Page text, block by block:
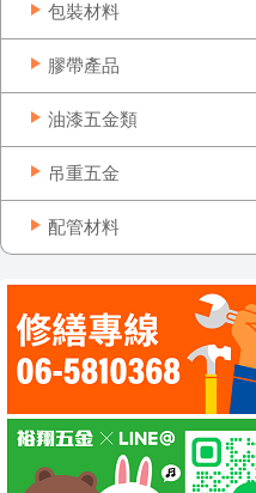
包裝材料
膠帶產品
油漆五金類
吊重五金
配管材料